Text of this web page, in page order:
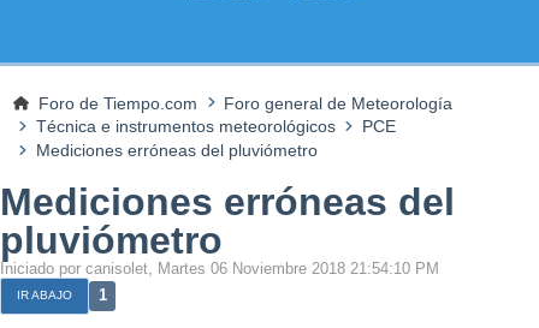
Foro de Tiempo.com
Foro general de Meteorología
Técnica e instrumentos meteorológicos
PCE
Mediciones erróneas del pluviómetro
Mediciones erróneas del
pluviómetro
Iniciado por canisolet, Martes 06 Noviembre 2018 21:54:10 PM
IR ABAJO 1